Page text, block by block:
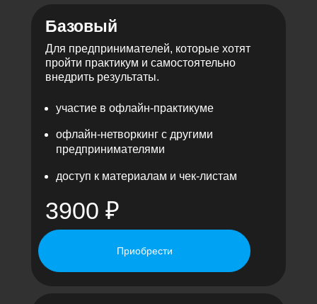
Базовый
3900 ₽
доступ к материалам и чек-листам
офлайн-нетворкинг с другими
предпринимателями
участие в офлайн-практикуме
Приобрести
Для предпринимателей, которые хотят
пройти практикум и самостоятельно
внедрить результаты.